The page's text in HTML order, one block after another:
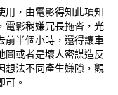
，由電影得知此項知
電影稍嫌冗長拖沓，光
前半個小時，還得讓車
圖或者是壞人密謀造反
想法不同產生嫌隙，觀
可。